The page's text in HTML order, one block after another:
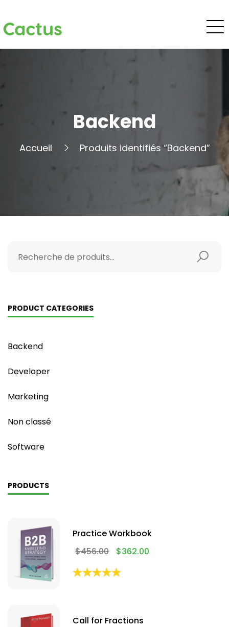
Cactus
Backend
Accueil Produits identifiés “Backend”
PRODUCT CATEGORIES
Backend
Developer
Marketing
Non classé
Software
PRODUCTS
Practice Workbook
$456.00 $362.00
Call for Fractions